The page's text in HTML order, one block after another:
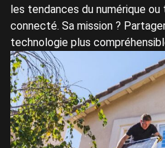
les tendances du numérique
connecté. Sa mission ?
technologie plus